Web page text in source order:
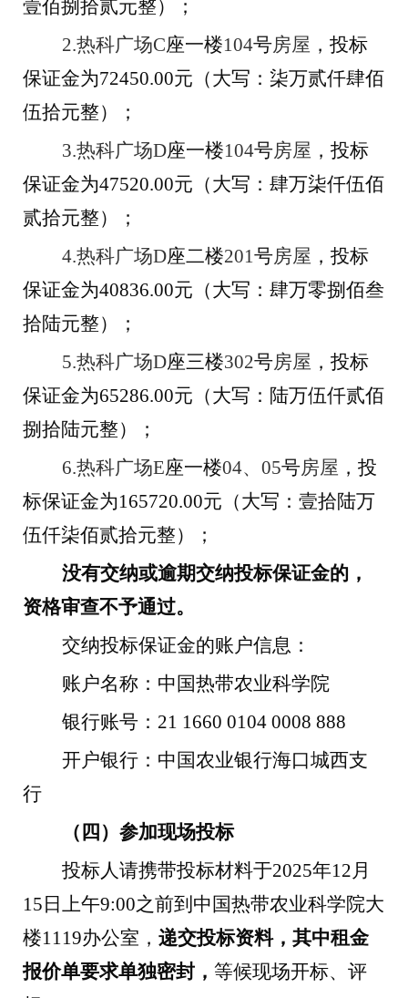
壹佰捌拾贰元整）；
2.热科广场C座一楼104号房屋 ，投标
保证金为72450.00元（大写： 柒万贰仟肆佰
伍拾元整）；
3.热科广场D座一楼104号房屋 ，投标
保证金为47520.00元（大写： 肆万柒仟伍佰
贰拾元整）；
4.热科广场D座二楼201号房屋 ，投标
保证金为40836.00元（大写： 肆万零捌佰叁
拾陆元整）；
5.热科广场D座三楼302号房屋 ，投标
保证金为65286.00元（大写： 陆万伍仟贰佰
捌拾陆元整）；
6.热科广场E座一楼04、 05号房屋 ，投
标保证金为165720.00元（大写： 壹拾陆万
伍仟柒佰贰拾元整）；
没有交纳或逾期交纳投标保证金的，
资格审查不予通过。
交纳投标保证金的账户信息：
账户名称：中国热带农业科学院
银行账号： 21 1660 0104 0008 888
开户银行：中国农业银行海口城西支
行
（四）参加现场投标
投标人请携带投标材料于2025年12月
15 日上午9:00之前到中国热带农业科学院大
楼1119办公室， 递交投标资料，其中租金
报价单要求单独密封， 等候现场开标、评